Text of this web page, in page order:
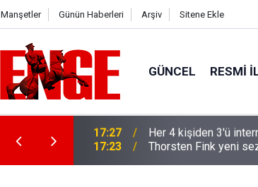
Manşetler Günün Haberleri Arşiv Sitene Ekle
GÜNCEL RESMI
17:23 Thorsten Fink yeni